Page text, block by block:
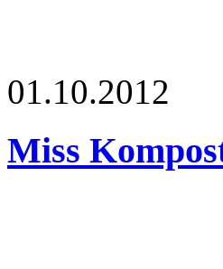
01.10.2012
Miss